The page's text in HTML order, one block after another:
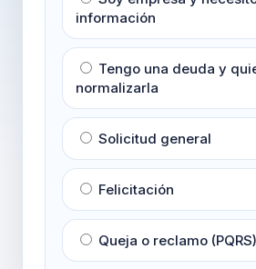
información
Tengo una deuda y
normalizarla
Solicitud general
Felicitación
Queja o reclamo (PQRS)